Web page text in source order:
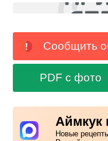
Сообщить
PDF с фото
Аймкук
Новые